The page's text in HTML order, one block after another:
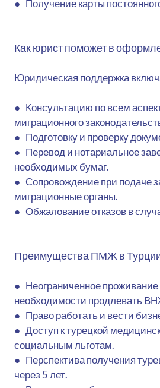
● Получение карты
Как юрист поможет в
Юридическая поддержка
● Консультацию по всем
миграционного
● Подготовку и проверку
● Перевод и нотариальное
необходимых бумаг.
● Сопровождение при подаче
миграционные органы.
● Обжалование отказов в
Преимущества ПМЖ в
● Неограниченное проживание
необходимости продлевать
● Право работать и вести
● Доступ к турецкой
социальным льготам.
● Перспектива получения
через 5 лет.